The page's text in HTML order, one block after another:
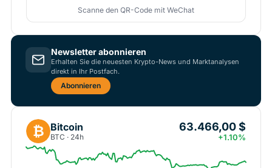
Scanne den QR-Code mit WeChat
Newsletter abonnieren
Erhalten Sie die neuesten Krypto-News und Marktanalysen
direkt in Ihr Postfach.
Abonnieren
₿ Bitcoin
BTC · 24h
63.466,00 $
+1.10%